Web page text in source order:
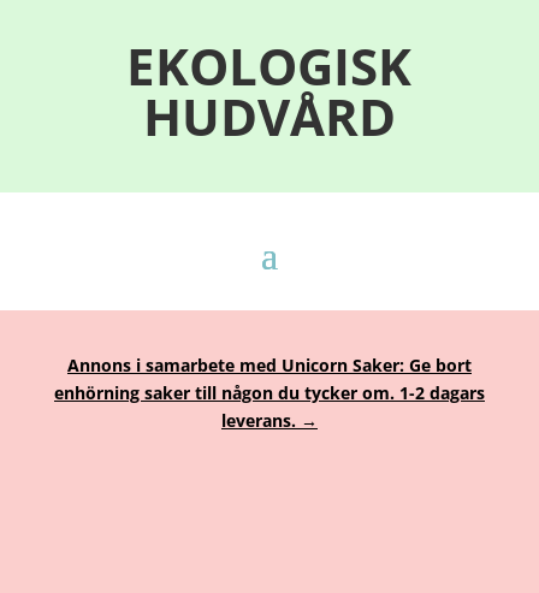
EKOLOGISK
HUDVÅRD
Annons i samarbete med Unicorn Saker: Ge bort
enhörning saker till någon du tycker om. 1-2 dagars
leverans. →